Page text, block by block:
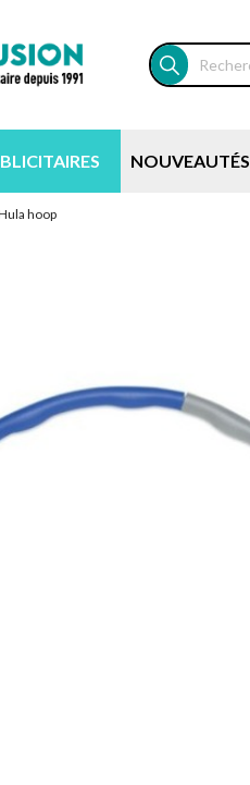
NOUVEAUTÉS
hoop